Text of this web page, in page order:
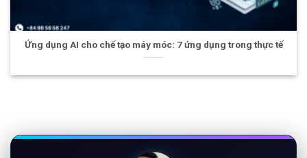
móc: 7 ứng dụng trong thực tế Hội thảo AInsight